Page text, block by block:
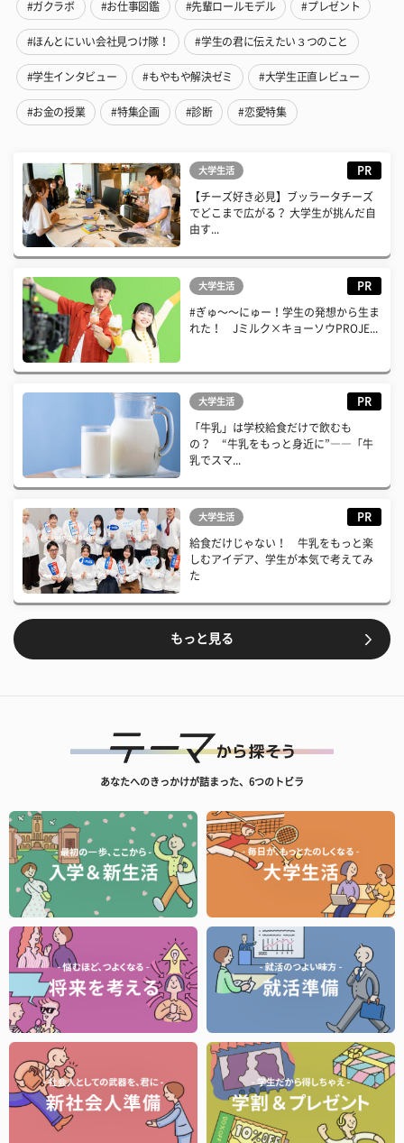
#ガクラボ #お仕事図鑑 #先輩ロールモデル #プレゼント
#ほんとにいい会社見つけ隊！ #学生の君に伝えたい３つのこと
#学生インタビュー #もやもや解決ゼミ #大学生正直レビュー
#お金の授業 #特集企画 #診断 #恋愛特集
大学生活 PR
【チーズ好き必見】ブッラータチーズ
でどこまで広がる？ 大学生が挑んだ自
由す...
大学生活 PR
#ぎゅ〜〜にゅー！学生の発想から生ま
れた！ Jミルク×キョーソウPROJE...
大学生活 PR
「牛乳」は学校給食だけで飲むも
の？ “牛乳をもっと身近に”――「牛
乳でスマ...
大学生活 PR
給食だけじゃない！ 牛乳をもっと楽
しむアイデア、学生が本気で考えてみ
た
もっと見る
あなたへのきっかけが詰まった、6つのトビラ